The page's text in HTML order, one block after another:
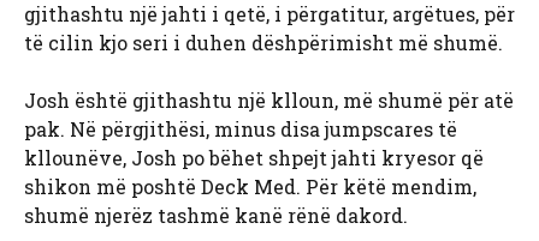
gjithashtu një jahti i qetë, i përgatitur, argëtues, për
të cilin kjo seri i duhen dëshpërimisht më shumë.
Josh është gjithashtu një klloun, më shumë për atë
pak. Në përgjithësi, minus disa jumpscares të
kllounëve, Josh po bëhet shpejt jahti kryesor që
shikon më poshtë Deck Med. Për këtë mendim,
shumë njerëz tashmë kanë rënë dakord.